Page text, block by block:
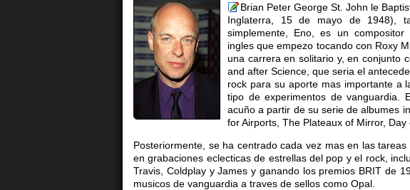
Brian Peter George St. John le
Inglaterra, 15 de mayo de 1948),
simplemente, Eno, es un
ingles que empezo tocando con Roxy
una carrera en solitario y, en conjunto
and after Science, que seria el
rock para su aporte mas importante a
tipo de experimentos de vanguardia.
acuño a partir de su serie de albumes
for Airports, The Plateaux of Mirror, Day
Posteriormente, se ha centrado cada vez mas en las
en grabaciones eclecticas de estrellas del pop y el rock,
Travis, Coldplay y James y ganando los premios BRIT de
musicos de vanguardia a traves de sellos como Opal.